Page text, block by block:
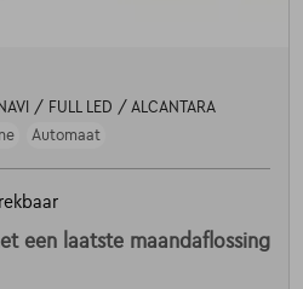
/ FULL LED / ALCANTARA
Automaat
een laatste maandaflossing